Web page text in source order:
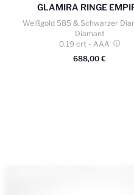
GLAMIRA RINGE
Weißgold 585 & Schwarzer
Diamant
0.19 crt - AAA
688,00 €